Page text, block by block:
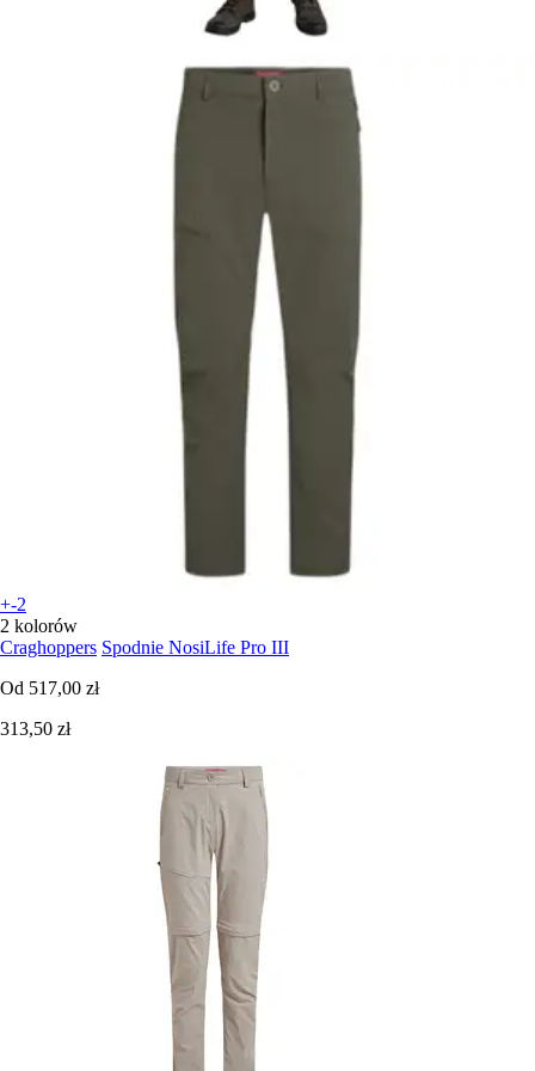
+-2
2 kolorów
Craghoppers Spodnie NosiLife Pro III
Od 517,00 zł
313,50 zł